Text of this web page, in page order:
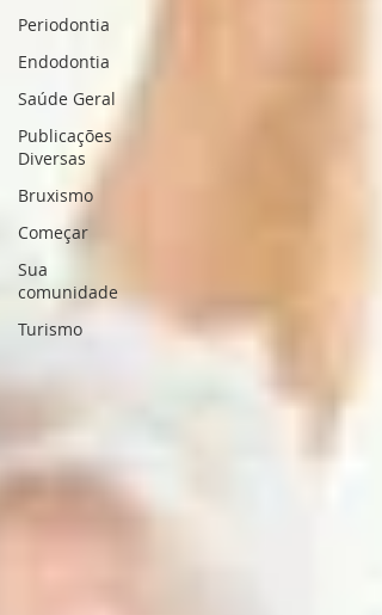
Periodontia
Endodontia
Saúde Geral
Publicações
Diversas
Bruxismo
Começar
Sua
comunidade
Turismo